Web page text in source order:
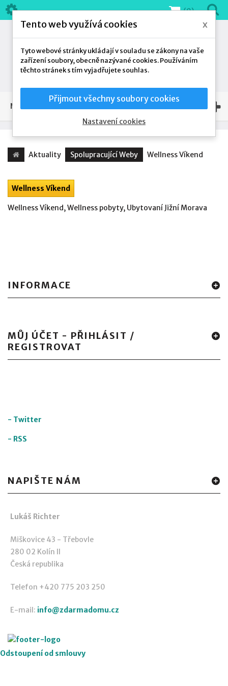
(0)
NAŠE NABÍDKA
Aktuality Spolupracující Weby Wellness Víkend
Wellness Víkend
Wellness Víkend, Wellness pobyty, Ubytovaní Jižní Morava
INFORMACE
MŮJ ÚČET - PŘIHLÁSIT /
REGISTROVAT
- Twitter
- RSS
NAPIŠTE NÁM
Lukáš Richter
Miškovice 43 - Třebovle
280 02 Kolín II
Česká republika
Telefon +420 775 203 250
E-mail: info@zdarmadomu.cz
Odstoupení od smlouvy
Tento web využívá cookies x
Tyto webové stránky ukládají v souladu se zákony na vaše
zařízení soubory, obecně nazývané cookies. Používáním
těchto stránek s tím vyjadřujete souhlas.
Přijmout všechny soubory cookies
Nastavení cookies